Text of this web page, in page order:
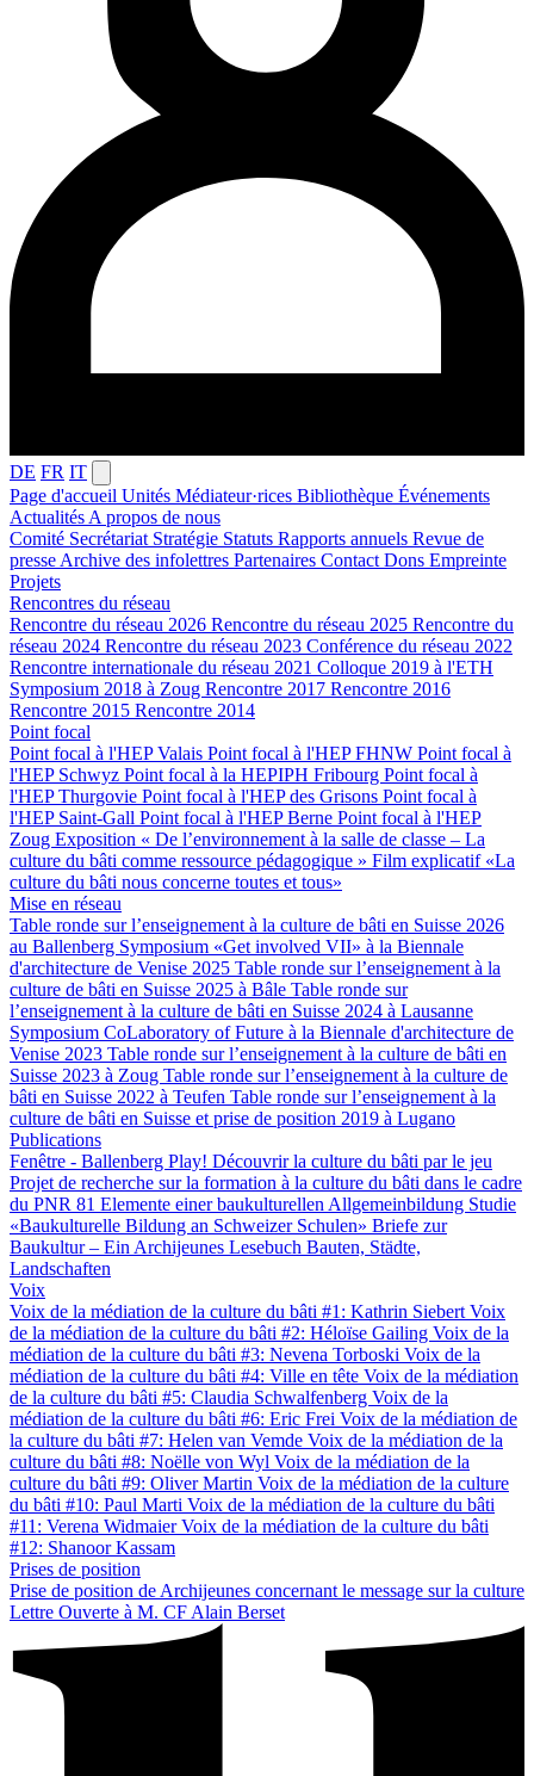
DE FR IT
Page d'accueil Unités Médiateur·rices Bibliothèque Événements
Actualités A propos de nous
Comité Secrétariat Stratégie Statuts Rapports annuels Revue de
presse Archive des infolettres Partenaires Contact Dons Empreinte
Projets
Rencontres du réseau
Rencontre du réseau 2026 Rencontre du réseau 2025 Rencontre du
réseau 2024 Rencontre du réseau 2023 Conférence du réseau 2022
Rencontre internationale du réseau 2021 Colloque 2019 à l'ETH
Symposium 2018 à Zoug Rencontre 2017 Rencontre 2016
Rencontre 2015 Rencontre 2014
Point focal
Point focal à l'HEP Valais Point focal à l'HEP FHNW Point focal à
l'HEP Schwyz Point focal à la HEPIPH Fribourg Point focal à
l'HEP Thurgovie Point focal à l'HEP des Grisons Point focal à
l'HEP Saint-Gall Point focal à l'HEP Berne Point focal à l'HEP
Zoug Exposition « De l’environnement à la salle de classe – La
culture du bâti comme ressource pédagogique » Film explicatif «La
culture du bâti nous concerne toutes et tous»
Mise en réseau
Table ronde sur l’enseignement à la culture de bâti en Suisse 2026
au Ballenberg Symposium «Get involved VII» à la Biennale
d'architecture de Venise 2025 Table ronde sur l’enseignement à la
culture de bâti en Suisse 2025 à Bâle Table ronde sur
l’enseignement à la culture de bâti en Suisse 2024 à Lausanne
Symposium CoLaboratory of Future à la Biennale d'architecture de
Venise 2023 Table ronde sur l’enseignement à la culture de bâti en
Suisse 2023 à Zoug Table ronde sur l’enseignement à la culture de
bâti en Suisse 2022 à Teufen Table ronde sur l’enseignement à la
culture de bâti en Suisse et prise de position 2019 à Lugano
Publications
Fenêtre - Ballenberg Play! Découvrir la culture du bâti par le jeu
Projet de recherche sur la formation à la culture du bâti dans le cadre
du PNR 81 Elemente einer baukulturellen Allgemeinbildung Studie
«Baukulturelle Bildung an Schweizer Schulen» Briefe zur
Baukultur – Ein Archijeunes Lesebuch Bauten, Städte,
Landschaften
Voix
Voix de la médiation de la culture du bâti #1: Kathrin Siebert Voix
de la médiation de la culture du bâti #2: Héloïse Gailing Voix de la
médiation de la culture du bâti #3: Nevena Torboski Voix de la
médiation de la culture du bâti #4: Ville en tête Voix de la médiation
de la culture du bâti #5: Claudia Schwalfenberg Voix de la
médiation de la culture du bâti #6: Eric Frei Voix de la médiation de
la culture du bâti #7: Helen van Vemde Voix de la médiation de la
culture du bâti #8: Noëlle von Wyl Voix de la médiation de la
culture du bâti #9: Oliver Martin Voix de la médiation de la culture
du bâti #10: Paul Marti Voix de la médiation de la culture du bâti
#11: Verena WidmaierVoix de la médiation de la culture du bâti
#12: Shanoor Kassam
Prises de position
Prise de position de Archijeunes concernant le message sur la culture
Lettre Ouverte à M. CF Alain Berset